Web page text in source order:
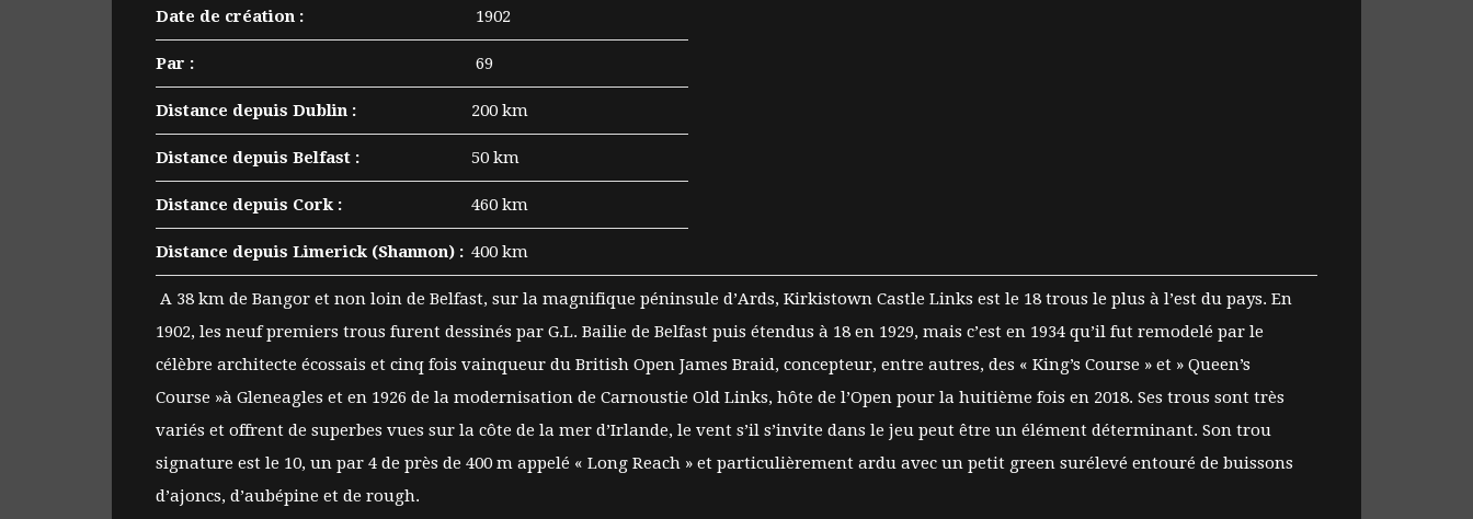
Date de création : 1902
Par : 69
Distance depuis Dublin : 200 km
Distance depuis Belfast : 50 km
Distance depuis Cork : 460 km
Distance depuis Limerick (Shannon) : 400 km
A 38 km de Bangor et non loin de Belfast, sur la magnifique péninsule d’Ards, Kirkistown Castle Links est le 18 trous le plus à l’est du pays. En
1902, les neuf premiers trous furent dessinés par G.L. Bailie de Belfast puis étendus à 18 en 1929, mais c’est en 1934 qu’il fut remodelé par le
célèbre architecte écossais et cinq fois vainqueur du British Open James Braid, concepteur, entre autres, des « King’s Course » et » Queen’s
Course »à Gleneagles et en 1926 de la modernisation de Carnoustie Old Links, hôte de l’Open pour la huitième fois en 2018. Ses trous sont très
variés et offrent de superbes vues sur la côte de la mer d’Irlande, le vent s’il s’invite dans le jeu peut être un élément déterminant. Son trou
signature est le 10, un par 4 de près de 400 m appelé « Long Reach » et particulièrement ardu avec un petit green surélevé entouré de buissons
d’ajoncs, d’aubépine et de rough.